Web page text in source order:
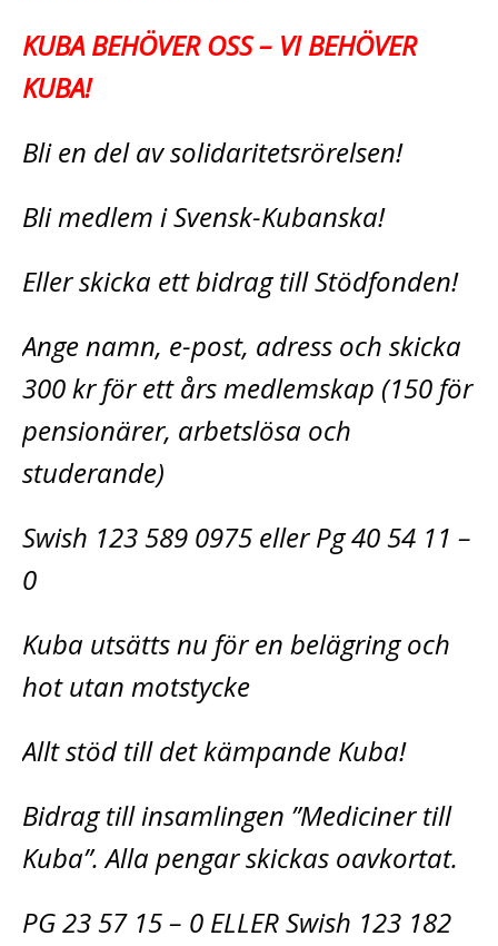
KUBA BEHÖVER OSS – VI BEHÖVER
KUBA!
Bli en del av solidaritetsrörelsen!
Bli medlem i Svensk-Kubanska!
Eller skicka ett bidrag till Stödfonden!
Ange namn, e-post, adress och skicka
300 kr för ett års medlemskap (150 för
pensionärer, arbetslösa och
studerande)
Swish 123 589 0975 eller Pg 40 54 11 –
0
Kuba utsätts nu för en belägring och
hot utan motstycke
Allt stöd till det kämpande Kuba!
Bidrag till insamlingen ”Mediciner till
Kuba”. Alla pengar skickas oavkortat.
PG 23 57 15 – 0 ELLER Swish 123 182